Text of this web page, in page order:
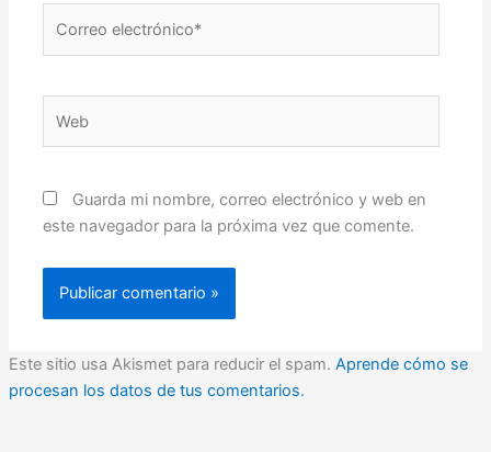
electrónico*
Guarda mi nombre, correo electrónico y web en
este navegador para la próxima vez que comente.
Este sitio usa Akismet para reducir el spam. Aprende cómo se
procesan los datos de tus comentarios.